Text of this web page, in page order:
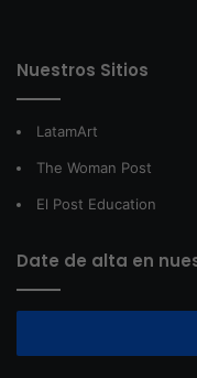
Nuestros Sitios
LatamArt
The Woman Post
El Post Education
Date de alta en